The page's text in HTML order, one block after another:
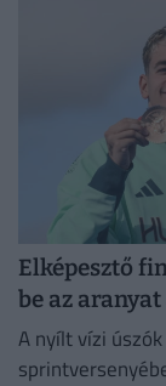
Elképesztő
be az
A nyílt vízi